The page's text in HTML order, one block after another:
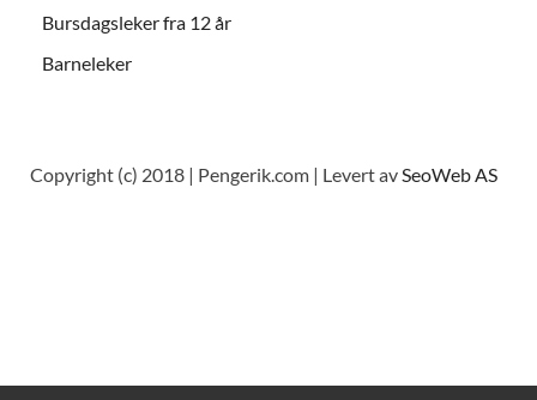
Bursdagsleker fra 12 år
Barneleker
Copyright (c) 2018 | Pengerik.com | Levert avSeoWeb AS